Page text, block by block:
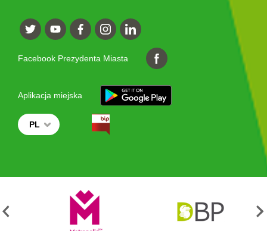
Facebook Prezydenta Miasta
Aplikacja miejska
PL